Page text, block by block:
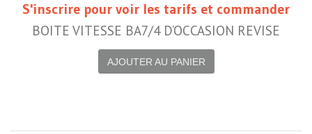
S'inscrire pour voir les tarifs et commander
BOITE VITESSE BA7/4 D’OCCASION REVISE
AJOUTER AU PANIER